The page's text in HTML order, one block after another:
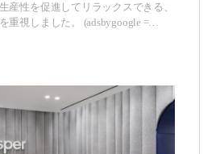
産性を促進してリラックスできる、
した。 (adsbygoogle =
ェクトにおける